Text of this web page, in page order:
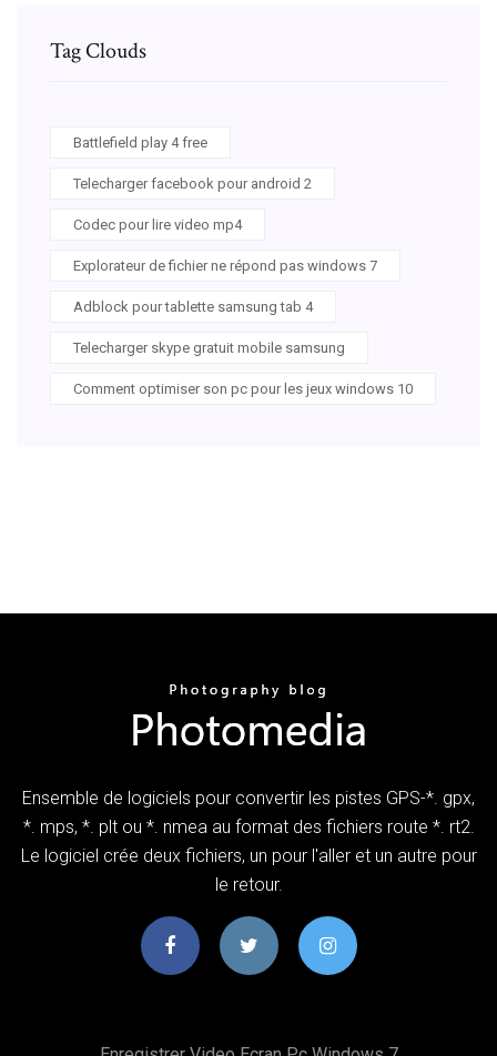
Tag Clouds
Battlefield play 4 free
Telecharger facebook pour android 2
Codec pour lire video mp4
Explorateur de fichier ne répond pas windows 7
Adblock pour tablette samsung tab 4
Telecharger skype gratuit mobile samsung
Comment optimiser son pc pour les jeux windows 10
Ensemble de logiciels pour convertir les pistes GPS-*. gpx,
*. mps, *. plt ou *. nmea au format des fichiers route *. rt2.
Le logiciel crée deux fichiers, un pour l'aller et un autre pour
le retour.